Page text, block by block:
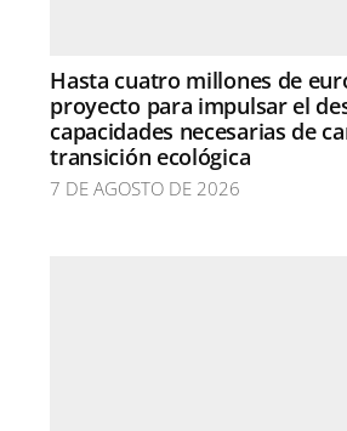
Hasta cuatro millones de
proyecto para impulsar el
capacidades necesarias de
transición ecológica
7 DE AGOSTO DE 2026